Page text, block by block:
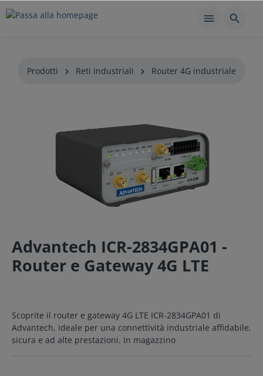
Prodotti Reti industriali Router 4G industriale
Advantech ICR-2834GPA01 -
Router e Gateway 4G LTE
Scoprite il router e gateway 4G LTE ICR-2834GPA01 di
Advantech, ideale per una connettività industriale affidabile,
sicura e ad alte prestazioni. In magazzino